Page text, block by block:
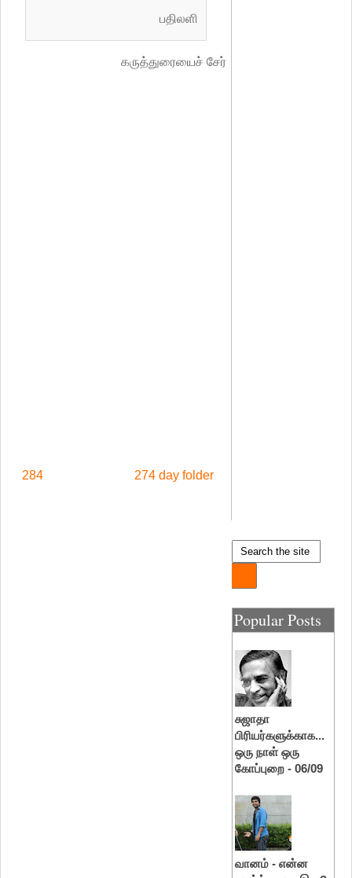
பதிலளி
கருத்துரையைச் சேர்
284 274 day folder
Popular Posts
சுஜாதா
பிரியர்களுக்காக...
ஒரு நாள் ஒரு
கோப்புறை - 06/09
வானம் - என்ன